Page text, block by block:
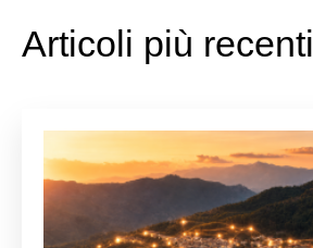
Articoli più recenti